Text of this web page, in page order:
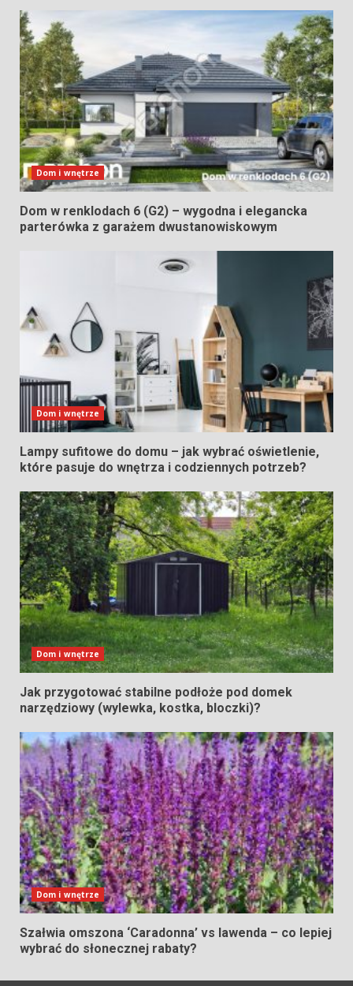
Dom i wnętrze
Dom w renklodach 6 (G2) – wygodna i elegancka
parterówka z garażem dwustanowiskowym
Dom i wnętrze
Lampy sufitowe do domu – jak wybrać oświetlenie,
które pasuje do wnętrza i codziennych potrzeb?
Dom i wnętrze
Jak przygotować stabilne podłoże pod domek
narzędziowy (wylewka, kostka, bloczki)?
Dom i wnętrze
Szałwia omszona ‘Caradonna’ vs lawenda – co lepiej
wybrać do słonecznej rabaty?